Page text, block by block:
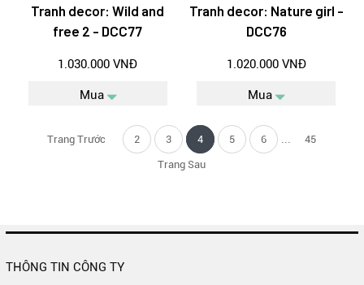
Tranh decor: Wild and
free 2 - DCC77
1.030.000 VNĐ
Mua
Tranh decor: Nature girl -
DCC76
1.020.000 VNĐ
Mua
Trang Trước 2 3 4 5 6 ... 45
Trang Sau
THÔNG TIN CÔNG TY